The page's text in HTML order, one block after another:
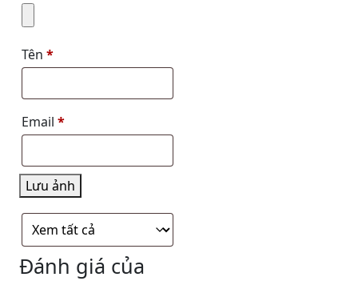
Tên *
Email *
Lưu ảnh
Đánh giá của